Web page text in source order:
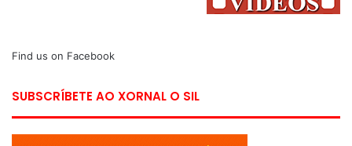
Find us on Facebook
SUBSCRÍBETE AO XORNAL O SIL